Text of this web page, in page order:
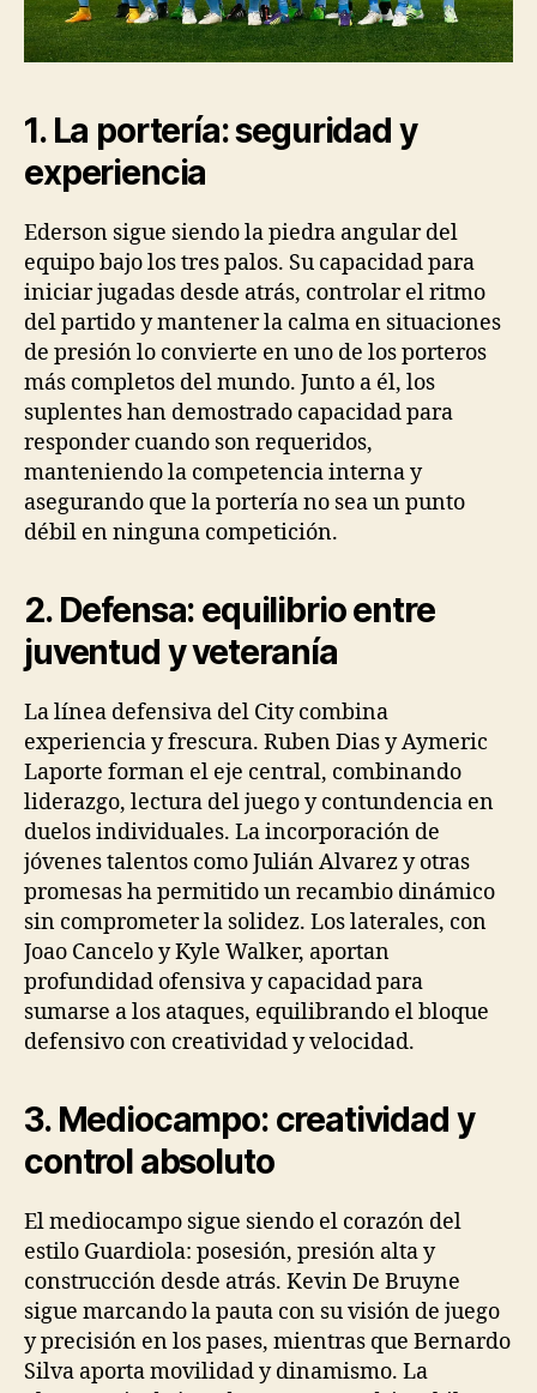
1. La portería: seguridad y
experiencia
Ederson sigue siendo la piedra angular del
equipo bajo los tres palos. Su capacidad para
iniciar jugadas desde atrás, controlar el ritmo
del partido y mantener la calma en situaciones
de presión lo convierte en uno de los porteros
más completos del mundo. Junto a él, los
suplentes han demostrado capacidad para
responder cuando son requeridos,
manteniendo la competencia interna y
asegurando que la portería no sea un punto
débil en ninguna competición.
2. Defensa: equilibrio entre
juventud y veteranía
La línea defensiva del City combina
experiencia y frescura. Ruben Dias y Aymeric
Laporte forman el eje central, combinando
liderazgo, lectura del juego y contundencia en
duelos individuales. La incorporación de
jóvenes talentos como Julián Alvarez y otras
promesas ha permitido un recambio dinámico
sin comprometer la solidez. Los laterales, con
Joao Cancelo y Kyle Walker, aportan
profundidad ofensiva y capacidad para
sumarse a los ataques, equilibrando el bloque
defensivo con creatividad y velocidad.
3. Mediocampo: creatividad y
control absoluto
El mediocampo sigue siendo el corazón del
estilo Guardiola: posesión, presión alta y
construcción desde atrás. Kevin De Bruyne
sigue marcando la pauta con su visión de juego
y precisión en los pases, mientras que Bernardo
Silva aporta movilidad y dinamismo. La